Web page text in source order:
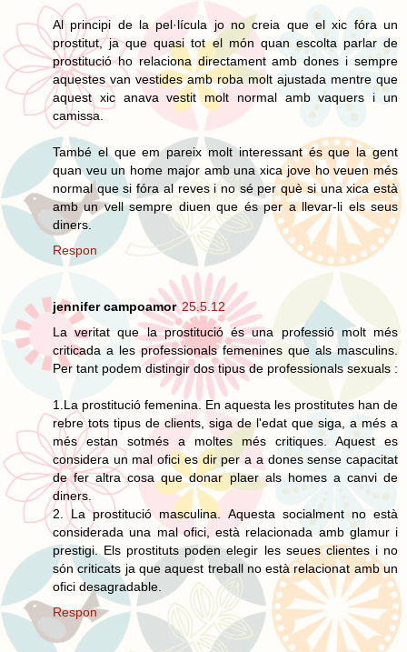
Al principi de la pel·lícula jo no creia que el xic fóra un
prostitut, ja que quasi tot el món quan escolta parlar de
prostitució ho relaciona directament amb dones i sempre
aquestes van vestides amb roba molt ajustada mentre que
aquest xic anava vestit molt normal amb vaquers i un
camissa.
També el que em pareix molt interessant és que la gent
quan veu un home major amb una xica jove ho veuen més
normal que si fóra al reves i no sé per què si una xica està
amb un vell sempre diuen que és per a llevar-li els seus
diners.
Respon
jennifer campoamor 25.5.12
La veritat que la prostitució és una professió molt més
criticada a les professionals femenines que als masculins.
Per tant podem distingir dos tipus de professionals sexuals :
1.La prostitució femenina. En aquesta les prostitutes han de
rebre tots tipus de clients, siga de l'edat que siga, a més a
més estan sotmés a moltes més critiques. Aquest es
considera un mal ofici es dir per a a dones sense capacitat
de fer altra cosa que donar plaer als homes a canvi de
diners.
2. La prostitució masculina. Aquesta socialment no està
considerada una mal ofici, està relacionada amb glamur i
prestigi. Els prostituts poden elegir les seues clientes i no
són criticats ja que aquest treball no està relacionat amb un
ofici desagradable.
Respon